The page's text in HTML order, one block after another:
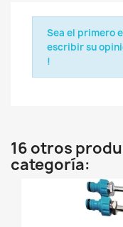
Sea el primero
escribir su
!
16 otros
categoría: